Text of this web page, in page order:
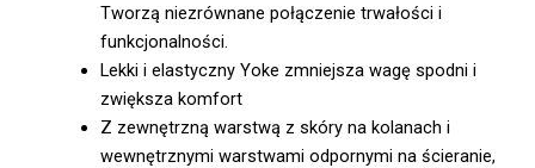
Tworzą niezrównane połączenie trwałości i
funkcjonalności.
Lekki i elastyczny Yoke zmniejsza wagę spodni i
zwiększa komfort
Z zewnętrzną warstwą z skóry na kolanach i
wewnętrznymi warstwami odpornymi na ścieranie,